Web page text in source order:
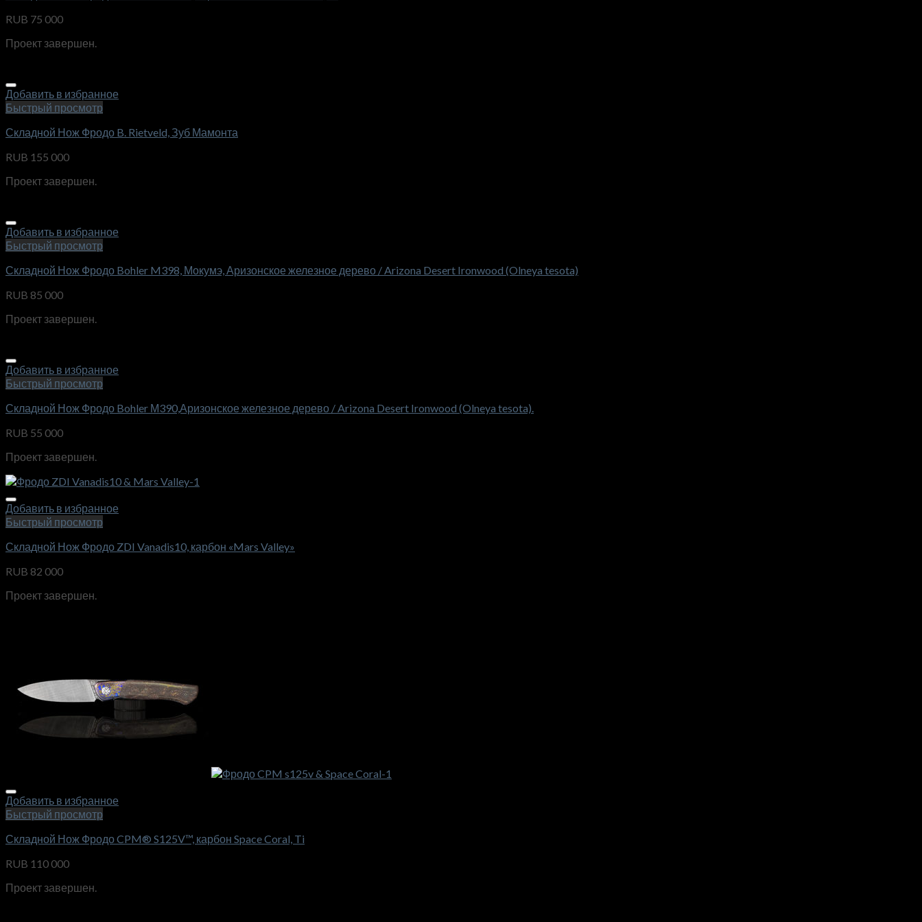
RUB 75 000
Проект завершен.
Добавить в избранное
Быстрый просмотр
Складной Нож Фродо B. Rietveld, Зуб Мамонта
RUB 155 000
Проект завершен.
Добавить в избранное
Быстрый просмотр
Складной Нож Фродо Bohler M398, Мокумэ, Аризонское железное дерево / Arizona Desert Ironwood (Olneya tesota)
RUB 85 000
Проект завершен.
Добавить в избранное
Быстрый просмотр
Складной Нож Фродо Bohler М390,Аризонское железное дерево / Arizona Desert Ironwood (Olneya tesota).
RUB 55 000
Проект завершен.
Добавить в избранное
Быстрый просмотр
Складной Нож Фродо ZDI Vanadis10, карбон «Mars Valley»
RUB 82 000
Проект завершен.
Добавить в избранное
Быстрый просмотр
Складной Нож Фродо CPM® S125V™, карбон Space Coral, Ti
RUB 110 000
Проект завершен.